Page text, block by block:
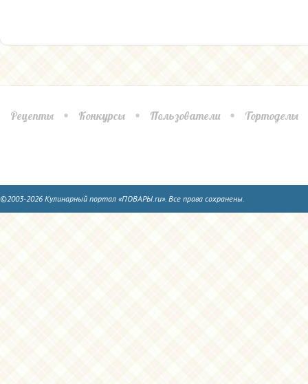
Рецепты Конкурсы Пользователи Тортоделы
©2003-2026 Кулинарный портал «ПОВАРЫ.ru». Все права сохранены.